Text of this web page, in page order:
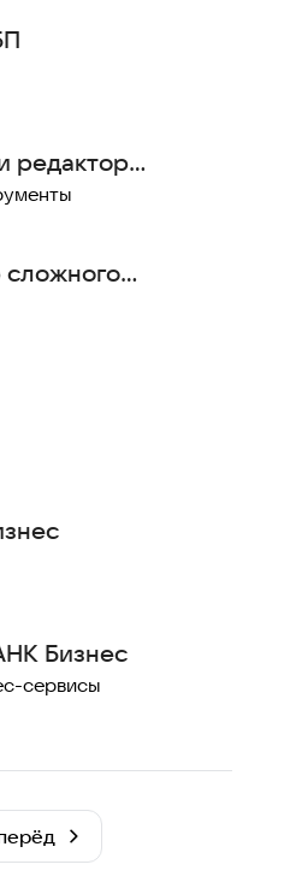
редактор
сложного
Бизнес
сервисы